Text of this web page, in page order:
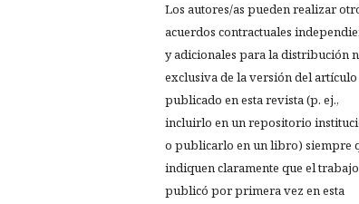
Los autores/as pueden realizar
acuerdos contractuales
y adicionales para la distribución
exclusiva de la versión del artículo
publicado en esta revista (p. ej.,
incluirlo en un repositorio
o publicarlo en un libro) siempre
indiquen claramente que el
publicó por primera vez en esta